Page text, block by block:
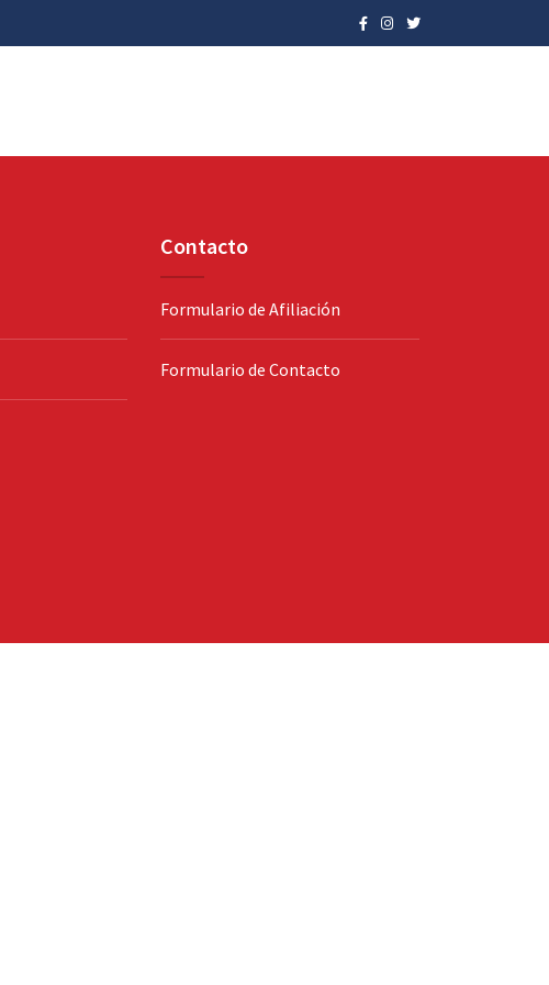
Contacto
Formulario de Afiliación
Formulario de Contacto